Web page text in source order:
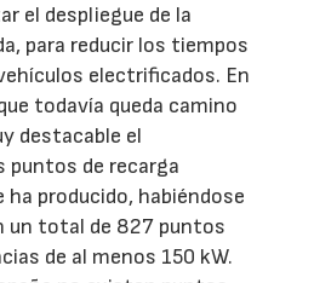
el despliegue de la
para reducir los tiempos
electrificados. En
todavía queda camino
destacable el
puntos de recarga
ha producido, habiéndose
un total de 827 puntos
de al menos 150 kW.